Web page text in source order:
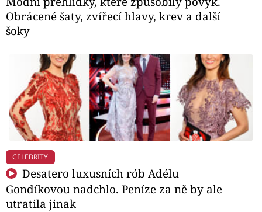
Obrácené šaty, zvířecí hlavy, krev a další
šoky
CELEBRITY
Desatero luxusních rób Adélu
Gondíkovou nadchlo. Peníze za ně by ale
utratila jinak